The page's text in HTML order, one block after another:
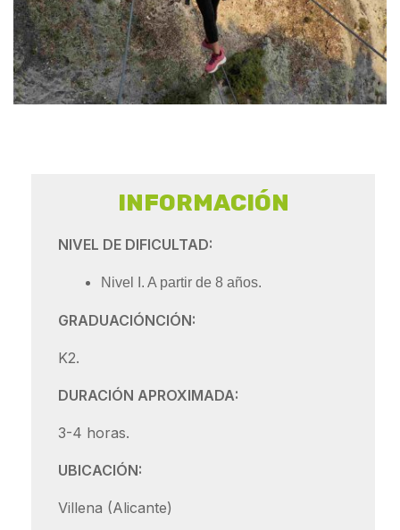
INFORMACIÓN
NIVEL DE DIFICULTAD:
Nivel I. A partir de 8 años.
GRADUACIÓNCIÓN:
K2.
DURACIÓN APROXIMADA:
3-4 horas.
UBICACIÓN:
Villena (Alicante)